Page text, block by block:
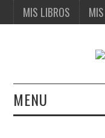
MIS LIBROS
MENU